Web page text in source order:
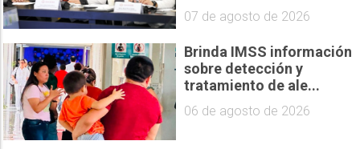
07 de agosto de 2026
Brinda IMSS información
sobre detección y
tratamiento de ale...
06 de agosto de 2026